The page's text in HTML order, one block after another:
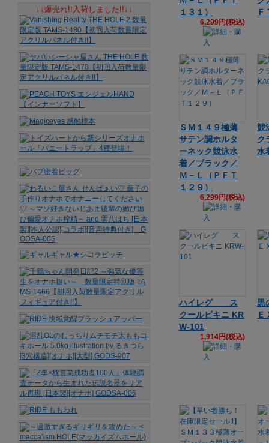
１３１）
6,299円(税込)
Ｆ
ＳＭ１４９極薄
サテン調ホルタ
ーネック競泳水
着／ブラック／
Ｍ－Ｌ（ＰＦＴ
１２９）
6,299円(税込)
競
ク
水
ハイレグ ス
クールビキニ KR
W-101
1,914円(税込)
黒
Ｅ
↓↓爆売れ!!入荷しました!!↓↓